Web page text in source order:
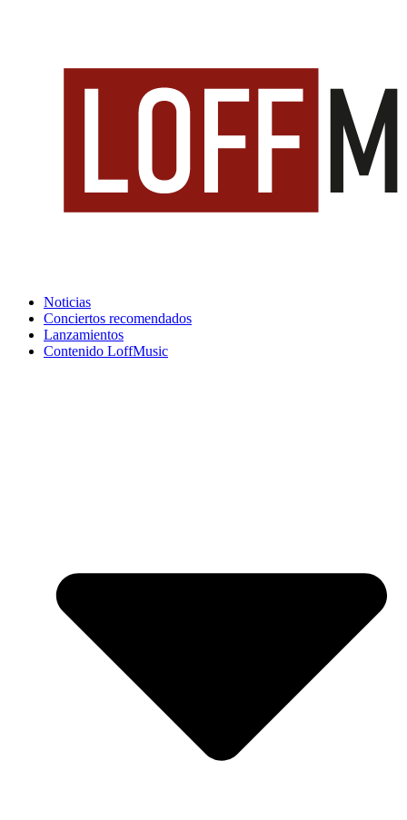
Noticias
Conciertos recomendados
Lanzamientos
Contenido LoffMusic